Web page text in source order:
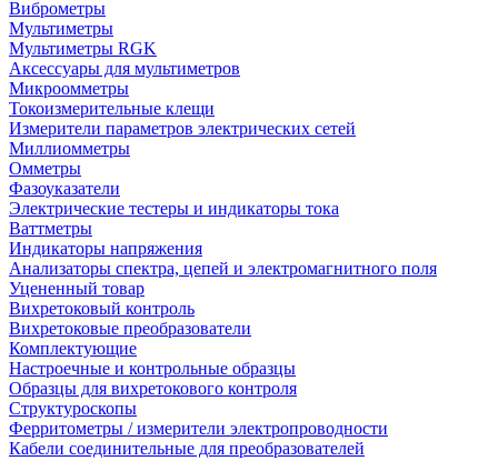
Виброметры
Мультиметры
Мультиметры RGK
Аксессуары для мультиметров
Микроомметры
Токоизмерительные клещи
Измерители параметров электрических сетей
Миллиомметры
Омметры
Фазоуказатели
Электрические тестеры и индикаторы тока
Ваттметры
Индикаторы напряжения
Анализаторы спектра, цепей и электромагнитного поля
Уцененный товар
Вихретоковый контроль
Вихретоковые преобразователи
Комплектующие
Настроечные и контрольные образцы
Образцы для вихретокового контроля
Структуроскопы
Ферритометры / измерители электропроводности
Кабели соединительные для преобразователей